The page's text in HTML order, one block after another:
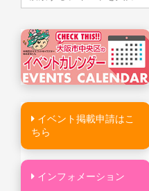
イベント掲載申請はこ
ちら
インフォメーション